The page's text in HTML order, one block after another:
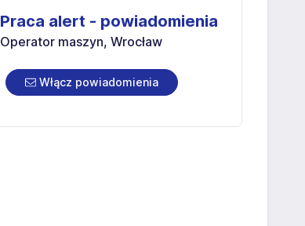
Praca alert - powiadomienia
Operator maszyn, Wrocław
Włącz powiadomienia